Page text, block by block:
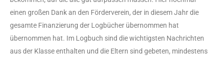
einen großen Dank an den Förderverein, der in diesem Jahr die
gesamte Finanzierung der Logbücher übernommen hat
übernommen hat. Im Logbuch sind die wichtigsten Nachrichten
aus der Klasse enthalten und die Eltern sind gebeten, mindestens